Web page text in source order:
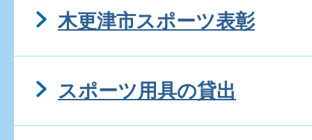
木更津市スポーツ表彰
スポーツ用具の貸出